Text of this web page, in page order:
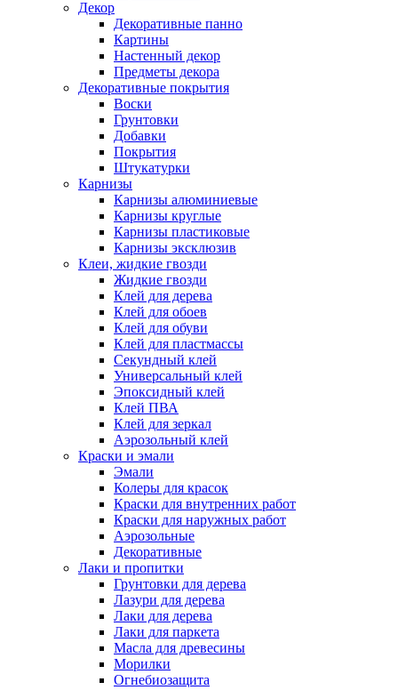
Декор
Декоративные панно
Картины
Настенный декор
Предметы декора
Декоративные покрытия
Воски
Грунтовки
Добавки
Покрытия
Штукатурки
Карнизы
Карнизы алюминиевые
Карнизы круглые
Карнизы пластиковые
Карнизы эксклюзив
Клеи, жидкие гвозди
Жидкие гвозди
Клей для дерева
Клей для обоев
Клей для обуви
Клей для пластмассы
Секундный клей
Универсальный клей
Эпоксидный клей
Клей ПВА
Клей для зеркал
Аэрозольный клей
Краски и эмали
Эмали
Колеры для красок
Краски для внутренних работ
Краски для наружных работ
Аэрозольные
Декоративные
Лаки и пропитки
Грунтовки для дерева
Лазури для дерева
Лаки для дерева
Лаки для паркета
Масла для древесины
Морилки
Огнебиозащита